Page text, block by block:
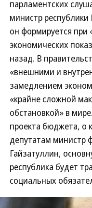
парламентских
министр
он формируется
экономических
назад. В
«внешними и
замедлением
«крайне сложной
обстановкой» в
проекта бюджета, о
депутатам министр
Гайзатуллин,
республика будет
социальных